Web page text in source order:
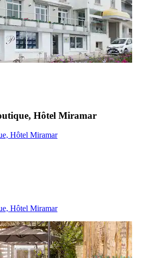
Hôtel Miramar
Hôtel Miramar
Hôtel Miramar